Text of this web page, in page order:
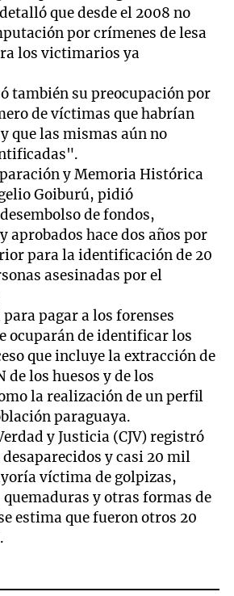
que desde el 2008 no
por crímenes de lesa
los victimarios ya
también su preocupación por
de víctimas que habrían
que las mismas aún no
y Memoria Histórica
Goiburú, pidió
de fondos,
aprobados hace dos años por
para la identificación de 20
asesinadas por el
pagar a los forenses
ocuparán de identificar los
que incluye la extracción de
de los huesos y de los
la realización de un perfil
paraguaya.
y Justicia (CJV) registró
desaparecidos y casi 20 mil
víctima de golpizas,
y otras formas de
estima que fueron otros 20